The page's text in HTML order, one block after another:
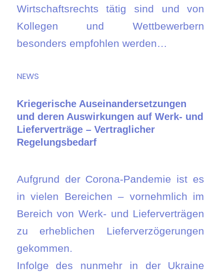
Wirtschaftsrechts tätig sind und von
Kollegen und Wettbewerbern
besonders empfohlen werden…
NEWS
Kriegerische Auseinandersetzungen
und deren Auswirkungen auf Werk- und
Lieferverträge – Vertraglicher
Regelungsbedarf
Aufgrund der Corona-Pandemie ist es
in vielen Bereichen – vornehmlich im
Bereich von Werk- und Lieferverträgen
zu erheblichen Lieferverzögerungen
gekommen.
Infolge des nunmehr in der Ukraine